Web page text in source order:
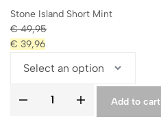
Stone Island Short Mint
€49,95
€ 39,96
Add to cart